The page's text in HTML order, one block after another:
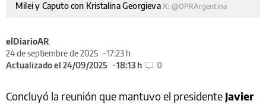
Milei y Caputo con Kristalina Georgieva X: @OPRArgentina
elDiarioAR
24 de septiembre de 2025
17:23 h
Actualizado el 24/09/2025
18:13 h 0
Concluyó la reunión que mantuvo el presidente Javier